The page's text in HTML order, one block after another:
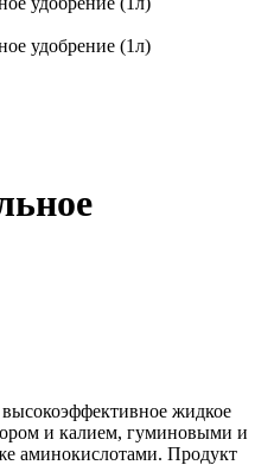
жидкое
и калием, гуминовыми и
аминокислотами. Продукт